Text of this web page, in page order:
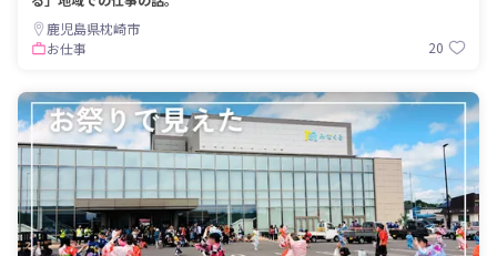
鹿児島県枕崎市
お仕事
20